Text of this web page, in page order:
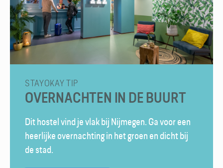
STAYOKAY TIP
OVERNACHTEN IN DE BUURT
Dit hostel vind je vlak bij Nijmegen. Ga voor een
heerlijke overnachting in het groen en dicht bij
de stad.